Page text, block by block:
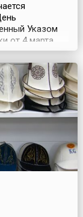
Указом
от 4 марта
в конечном